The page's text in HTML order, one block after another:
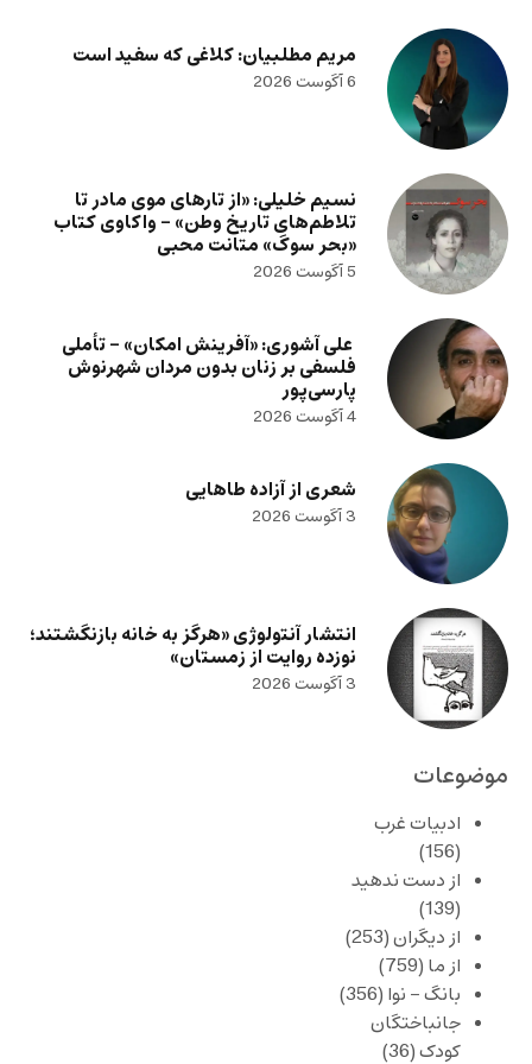
مریم مطلبیان: کلاغی که سفید است
6 آگوست 2026
نسیم خلیلی: «از تارهای موی مادر تا
تلاطم‌های تاریخ وطن» – واکاوی کتاب
«بحر سوگ» متانت محبی
5 آگوست 2026
علی آشوری: «آفرینش امکان» – تأملی
فلسفی بر زنان بدون مردان شهرنوش
پارسی‌پور
4 آگوست 2026
شعری از آزاده طاهایی
3 آگوست 2026
انتشار آنتولوژی «هرگز به خانه بازنگشتند؛
نوزده روایت از زمستان»
3 آگوست 2026
موضوعات
ادبیات غرب
(156)
از دست ندهید
(139)
از دیگران(253)
از ما (759)
بانگ – نوا (356)
جانباختگان
کودک(36)